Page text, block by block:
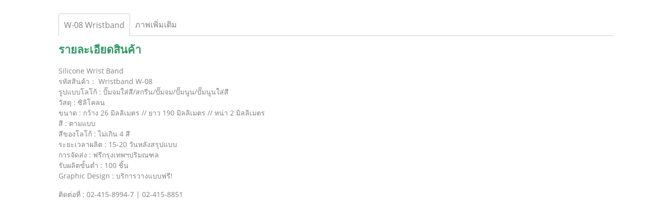
W-08 Wristband ภาพเพิ่มเติม
รายละเอียดสินค้า
Silicone Wrist Band
รหัสสินค้า： Wristband W-08
รูปแบบโลโก้ : ปั๊มจมใส่สี/สกรีน/ปั๊มจม/ปั๊มนูน/ปั๊มนูนใส่สี
วัสดุ : ซิลิโคลน
ขนาด : กว้าง 26 มิลลิเมตร // ยาว 190 มิลลิเมตร // หน่า 2 มิลลิเมตร
สี : ตามแบบ
สีของโลโก้ : ไม่เกิน 4 สี
ระยะเวลาผลิต : 15-20 วันหลังสรุปแบบ
การจัดส่ง : ฟรีกรุงเทพฯปริมณฑล
รับผลิตขั้นต่ำ : 100 ชิ้น
Graphic Design : บริการวางแบบฟรี!
ติดต่อที่ : 02-415-8994-7 | 02-415-8851